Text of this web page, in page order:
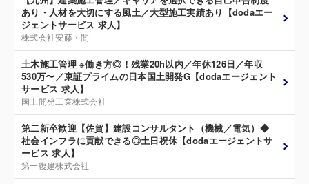
あり・人材を大切にする風土／大型施工実績あり【dodaエー
ジェントサービス 求人】
株式会社安藤・間
土木施工管理 ※働き方◎！残業20h以内／年休126日／年収
530万〜／東証プライムの日本国土開発G【dodaエージェント
サービス 求人】
国土開発工業株式会社
第二新卒歓迎【佐賀】建設コンサルタント（機械／電気）◆
社会インフラに貢献できる◎土日祝休【dodaエージェントサ
ービス 求人】
第一復建株式会社